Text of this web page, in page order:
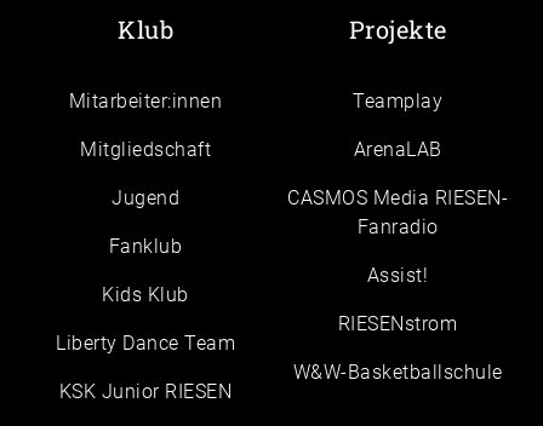
Klub
Mitarbeiter:innen
Mitgliedschaft
Jugend
Fanklub
Kids Klub
Liberty Dance Team
KSK Junior RIESEN
Projekte
Teamplay
ArenaLAB
CASMOS Media RIESEN-
Fanradio
Assist!
RIESENstrom
W&W-Basketballschule